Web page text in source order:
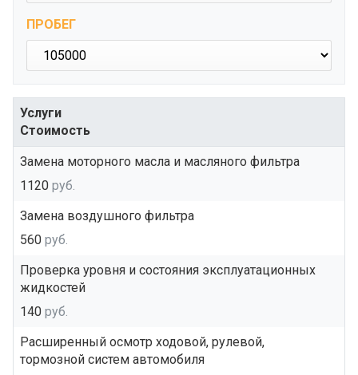
ПРОБЕГ
Услуги
Стоимость
Замена моторного масла и масляного фильтра
1120 руб.
Замена воздушного фильтра
560 руб.
Проверка уровня и состояния эксплуатационных
жидкостей
140 руб.
Расширенный осмотр ходовой, рулевой,
тормозной систем автомобиля